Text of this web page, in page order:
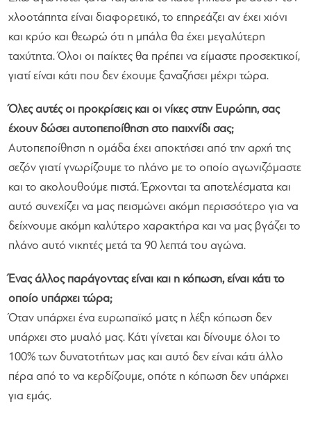
χλοοτάπητα είναι διαφορετικό, το επηρεάζει αν έχει χιόνι
και κρύο και θεωρώ ότι η μπάλα θα έχει μεγαλύτερη
ταχύτητα. Όλοι οι παίκτες θα πρέπει να είμαστε προσεκτικοί,
γιατί είναι κάτι που δεν έχουμε ξαναζήσει μέχρι τώρα.
Όλες αυτές οι προκρίσεις και οι νίκες στην Ευρώπη, σας
έχουν δώσει αυτοπεποίθηση στο παιχνίδι σας;
Αυτοπεποίθηση η ομάδα έχει αποκτήσει από την αρχή της
σεζόν γιατί γνωρίζουμε το πλάνο με το οποίο αγωνιζόμαστε
και το ακολουθούμε πιστά. Έρχονται τα αποτελέσματα και
αυτό συνεχίζει να μας πεισμώνει ακόμη περισσότερο για να
δείχνουμε ακόμη καλύτερο χαρακτήρα και να μας βγάζει το
πλάνο αυτό νικητές μετά τα 90 λεπτά του αγώνα.
Ένας άλλος παράγοντας είναι και η κόπωση, είναι κάτι το
οποίο υπάρχει τώρα;
Όταν υπάρχει ένα ευρωπαϊκό ματς η λέξη κόπωση δεν
υπάρχει στο μυαλό μας. Κάτι γίνεται και δίνουμε όλοι το
100% των δυνατοτήτων μας και αυτό δεν είναι κάτι άλλο
πέρα από το να κερδίζουμε, οπότε η κόπωση δεν υπάρχει
για εμάς.